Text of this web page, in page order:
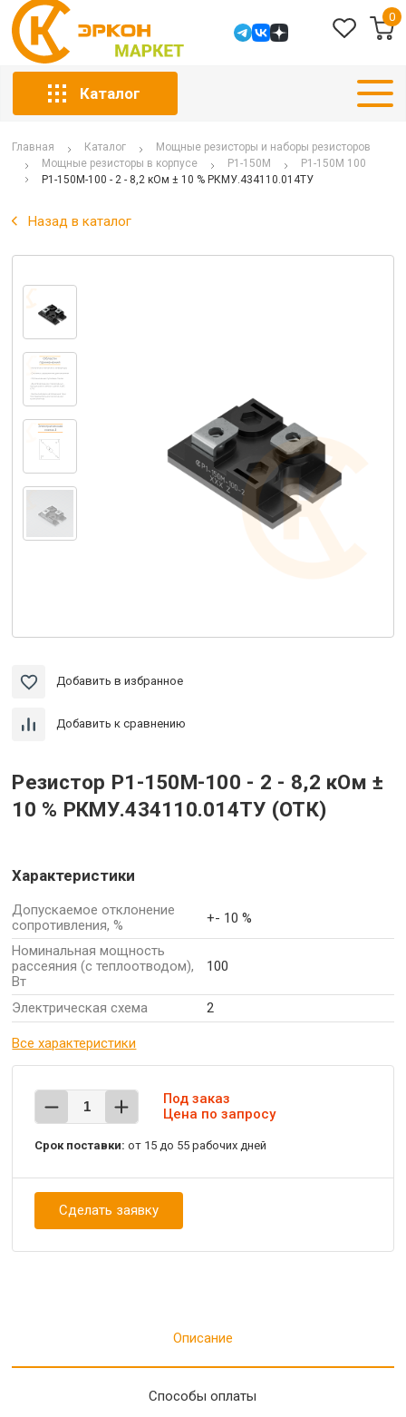
0
Каталог
Главная Каталог
Мощные резисторы и наборы резисторов
Мощные резисторы в корпусе
Р1-150М
Р1-150М 100
Р1-150М-100 - 2 - 8,2 кОм ± 10 % РКМУ.434110.014ТУ
Назад в каталог
Добавить в избранное
Добавить к сравнению
Резистор Р1-150М-100 - 2 - 8,2 кОм ±
10 % РКМУ.434110.014ТУ (ОТК)
Характеристики
Допускаемое отклонение
сопротивления, %
+- 10 %
Номинальная мощность
рассеяния (с теплоотводом),
Вт
100
Электрическая схема 2
Все характеристики
Под заказ
Цена по запросу
Срок поставки:от 15 до 55 рабочих дней
Сделать заявку
Описание
Способы оплаты